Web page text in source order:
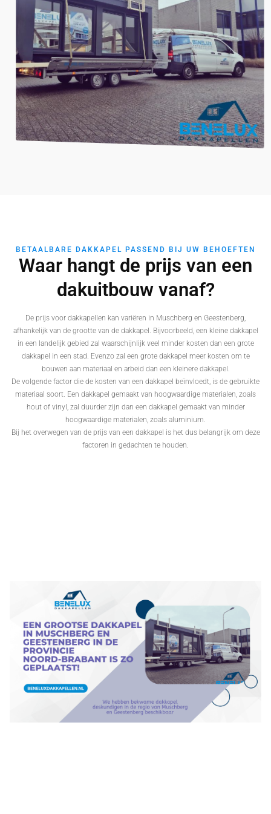
BETAALBARE DAKKAPEL PASSEND BIJ UW BEHOEFTEN
Waar hangt de prijs van een
dakuitbouw vanaf?
De prijs voor dakkapellen kan variëren in Muschberg en Geestenberg,
afhankelijk van de grootte van de dakkapel. Bijvoorbeeld, een kleine dakkapel
in een landelijk gebied zal waarschijnlijk veel minder kosten dan een grote
dakkapel in een stad. Evenzo zal een grote dakkapel meer kosten om te
bouwen aan materiaal en arbeid dan een kleinere dakkapel.
De volgende factor die de kosten van een dakkapel beïnvloedt, is de gebruikte
materiaal soort. Een dakkapel gemaakt van hoogwaardige materialen, zoals
hout of vinyl, zal duurder zijn dan een dakkapel gemaakt van minder
hoogwaardige materialen, zoals aluminium.
Bij het overwegen van de prijs van een dakkapel is het dus belangrijk om deze
factoren in gedachten te houden.